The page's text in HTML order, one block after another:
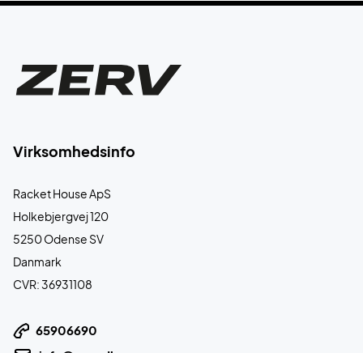
Virksomhedsinfo
Racket House ApS
Holkebjergvej 120
5250 Odense SV
Danmark
CVR: 36931108
65906690